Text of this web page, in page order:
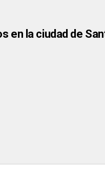
en la ciudad de